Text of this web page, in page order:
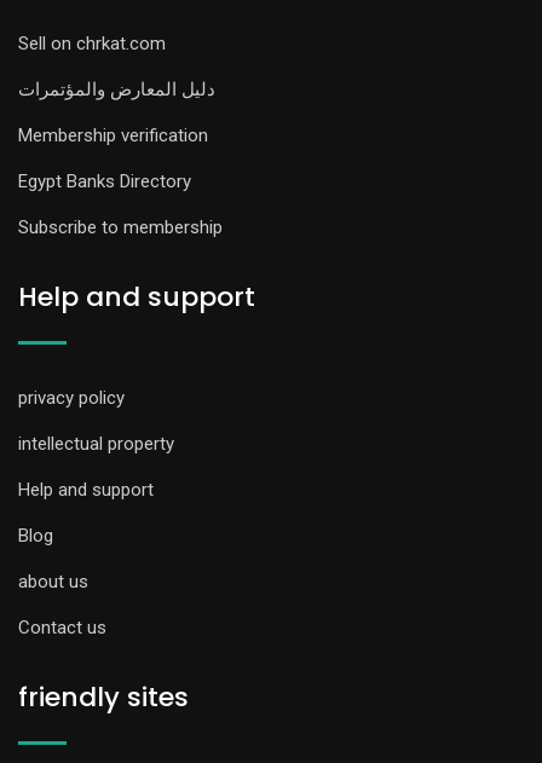
Sell on chrkat.com
دليل المعارض والمؤتمرات
Membership verification
Egypt Banks Directory
Subscribe to membership
Help and support
privacy policy
intellectual property
Help and support
Blog
about us
Contact us
friendly sites